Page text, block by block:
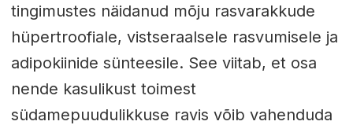
tingimustes näidanud mõju rasvarakkude
hüpertroofiale, vistseraalsele rasvumisele ja
adipokiinide sünteesile. See viitab, et osa
nende kasulikust toimest
südamepuudulikkuse ravis võib vahenduda